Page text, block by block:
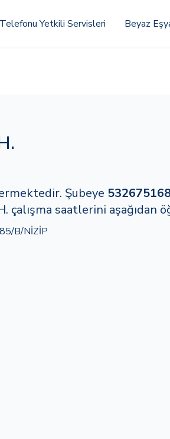
Yetkili Servisleri Beyaz
Şubeye
çalışma saatlerini aşağıdan
B/NİZİP